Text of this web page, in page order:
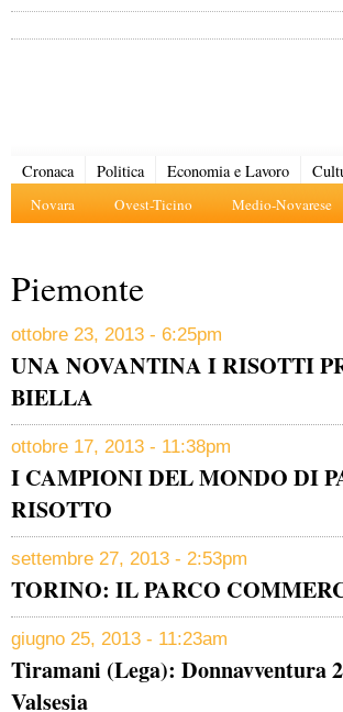
Cronaca Politica Economia e Lavoro
Novara Ovest-Ticino Medio-Novarese
Piemonte
ottobre 23, 2013 - 6:25pm
UNA NOVANTINA I RISOTTI
BIELLA
ottobre 17, 2013 - 11:38pm
I CAMPIONI DEL MONDO DI
RISOTTO
settembre 27, 2013 - 2:53pm
TORINO: IL PARCO
giugno 25, 2013 - 11:23am
Tiramani (Lega): Donnavventura
Valsesia